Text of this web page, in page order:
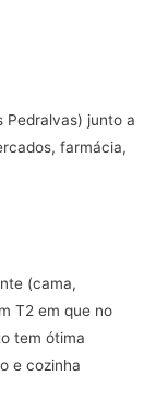
Pedralvas) junto a
farmácia,
(cama,
T2 em que no
tem ótima
e cozinha